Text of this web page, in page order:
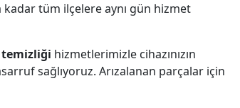
tüm ilçelere aynı gün hizmet
temizliği hizmetlerimizle cihazınızın
sağlıyoruz. Arızalanan parçalar için